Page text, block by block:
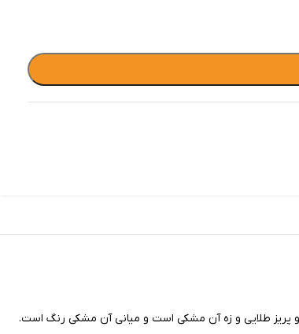
پریز طلایی و زه آن مشکی است و میانی آن مشکی رنگ است.